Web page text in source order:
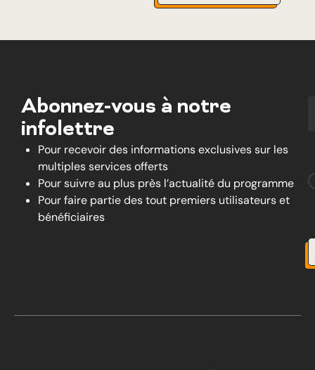
Abonnez-vous à notre
infolettre
Pour recevoir des informations exclusives sur les
multiples services offerts
Pour suivre au plus près l’actualité du programme
Pour faire partie des tout premiers utilisateurs et
bénéficiaires